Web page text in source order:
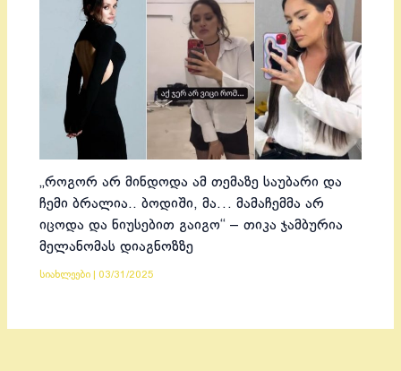
„როგორ არ მინდოდა ამ თემაზე საუბარი და
ჩემი ბრალია.. ბოდიში, მა… მამაჩემმა არ
იცოდა და ნიუსებით გაიგო“ – თიკა ჯამბურია
მელანომას დიაგნოზზე
სიახლეები 03/31/2025